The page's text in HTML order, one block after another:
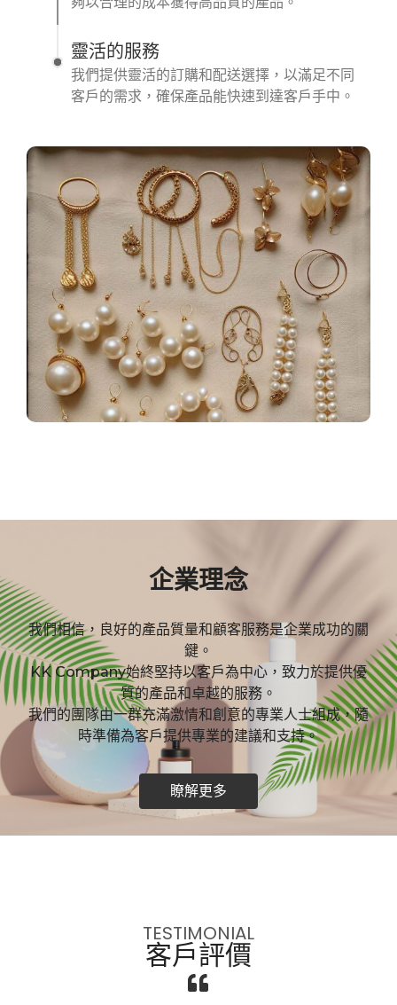
靈活的服務
我們提供靈活的訂購和配送選擇，以滿足不同
客戶的需求，確保產品能快速到達客戶手中。
企業理念
我們相信，良好的產品質量和顧客服務是企業成功的關
鍵。
KK Company始終堅持以客戶為中心，致力於提供優
質的產品和卓越的服務。
我們的團隊由一群充滿激情和創意的專業人士組成，隨
時準備為客戶提供專業的建議和支持。
瞭解更多
TESTIMONIAL
客戶評價